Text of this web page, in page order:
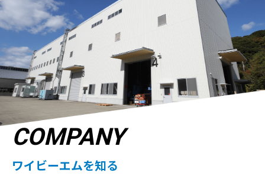
COMPANY
ワイビーエムを知る